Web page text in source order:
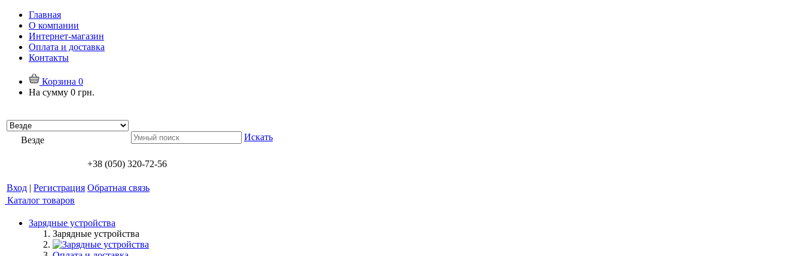
Главная
О компании
Интернет-магазин
Оплата и доставка
Контакты
Корзина 0
На сумму 0 грн.
Везде Искать
+38 (050) 320-72-56
Вход | Регистрация Обратная связь
Каталог товаров
Зарядные устройства
Зарядные устройства